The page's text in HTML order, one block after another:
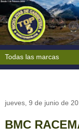
jueves, 9 de junio de
BMC